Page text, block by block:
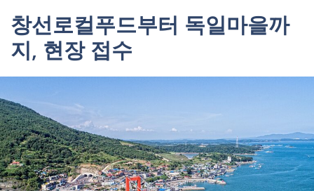
창선로컬푸드부터 독일마을까
지, 현장 접수